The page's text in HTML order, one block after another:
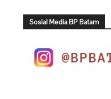
Sosial Media BP Batam